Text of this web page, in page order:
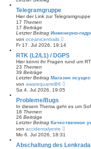
i
a
g
Telegramgruppe
Hier der Link zur Telegramgruppe:
17 Themen
17 Beiträge
Letzter Beitrag Инженерно-
von oceanicentrails
e
u
e
B
e
i
a
Fr 17. Jul 2026, 19:14
RTK (L2/L1) / DGPS
Hier könnt ihr Fragen rund um
23 Themen
39 Beiträge
Letzter Beitrag Магазин
von awarequarrel86
t
B
i
r
Sa 4. Jul 2026, 19:05
Probleme/Bugs
In diesem Thema geht es um
18 Themen
26 Beiträge
Letzter Beitrag Качественное
von accidentalyeste
u
e
Mo 6. Jul 2026, 18:31
Abschaltung des